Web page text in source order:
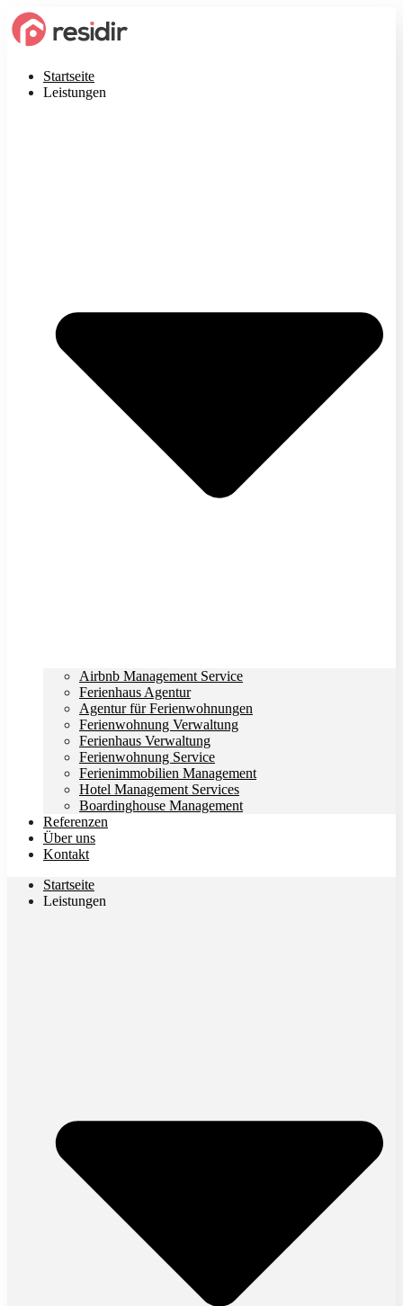
Startseite
Leistungen
Airbnb Management Service
Ferienhaus Agentur
Agentur für Ferienwohnungen
Ferienwohnung Verwaltung
Ferienhaus Verwaltung
Ferienwohnung Service
Ferienimmobilien Management
Hotel Management Services
Boardinghouse Management
Referenzen
Über uns
Kontakt
Startseite
Leistungen